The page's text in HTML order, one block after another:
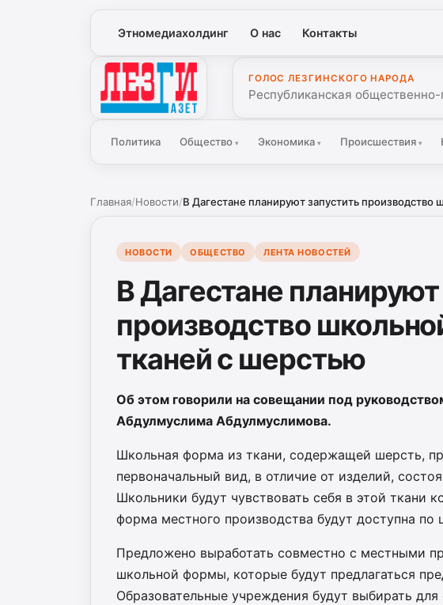
Этномедиахолдинг О нас Контакты
Лезги Газет
ГОЛОС ЛЕЗГИНСКОГО НАРОДА
Республиканская
Политика Общество▾ Экономика ▾ Происшествия ▾
Главная/Новости/В Дагестане планируют запустить производство
НОВОСТИ ОБЩЕСТВО ЛЕНТА НОВОСТЕЙ
В Дагестане планируют
производство
тканей с шерстью
Об этом говорили на совещании под
Абдулмуслима Абдулмуслимова.
Школьная форма из ткани, содержащей шерсть,
первоначальный вид, в отличие от изделий,
Школьники будут чувствовать себя в этой ткани
форма местного производства будут доступна по
‍‍‍Предложено выработать совместно с местными
школьной формы, которые будут предлагаться
Образовательные учреждения будут выбирать